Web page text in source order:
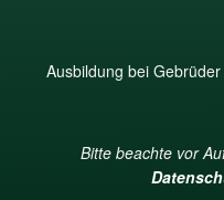
Ausbildung bei
Bitte beachte vor